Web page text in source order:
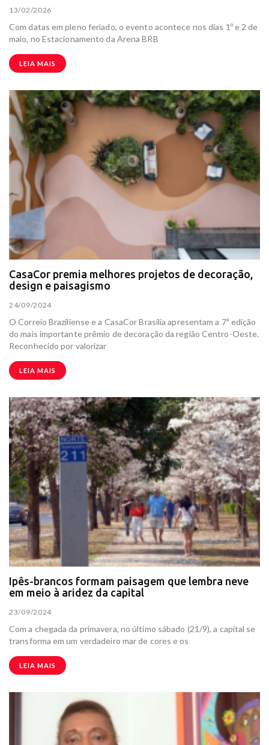
13/02/2026
Com datas em pleno feriado, o evento acontece nos dias 1º e 2 de
maio, no Estacionamento da Arena BRB
LEIA MAIS
CasaCor premia melhores projetos de decoração,
design e paisagismo
24/09/2024
O Correio Braziliense e a CasaCor Brasília apresentam a 7ª edição
do mais importante prêmio de decoração da região Centro-Oeste.
Reconhecido por valorizar
LEIA MAIS
Ipês-brancos formam paisagem que lembra neve
em meio à aridez da capital
23/09/2024
Com a chegada da primavera, no último sábado (21/9), a capital se
transforma em um verdadeiro mar de cores e os
LEIA MAIS